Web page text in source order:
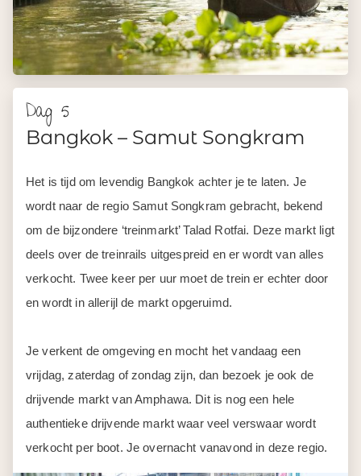
Dag 5
Bangkok – Samut Songkram
Het is tijd om levendig Bangkok achter je te laten. Je
wordt naar de regio Samut Songkram gebracht, bekend
om de bijzondere ‘treinmarkt’ Talad Rotfai. Deze markt ligt
deels over de treinrails uitgespreid en er wordt van alles
verkocht. Twee keer per uur moet de trein er echter door
en wordt in allerijl de markt opgeruimd.
Je verkent de omgeving en mocht het vandaag een
vrijdag, zaterdag of zondag zijn, dan bezoek je ook de
drijvende markt van Amphawa. Dit is nog een hele
authentieke drijvende markt waar veel verswaar wordt
verkocht per boot. Je overnacht vanavond in deze regio.